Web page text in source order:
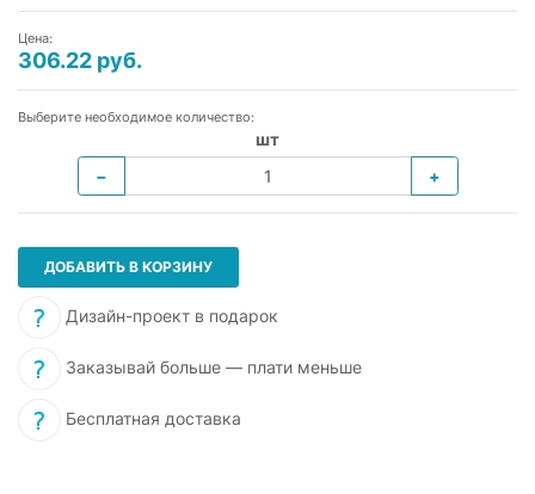
Цена:
306.22 руб.
Выберите необходимое количество:
шт
−
+
ДОБАВИТЬ В КОРЗИНУ
Дизайн-проект в подарок
Заказывай больше — плати меньше
Бесплатная доставка